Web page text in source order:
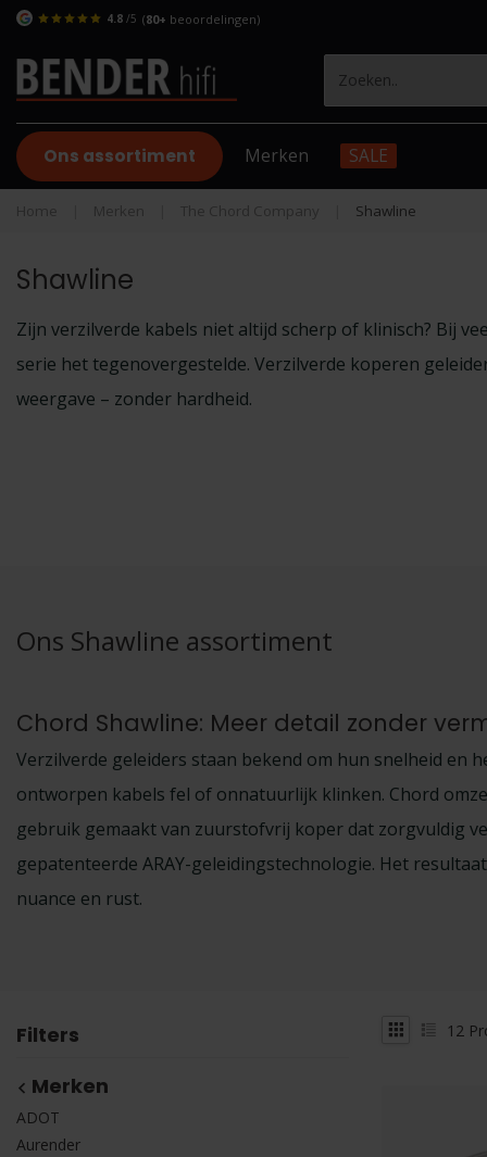
4.8 /5 (80+ beoordelingen)
Ons assortiment Merken SALE
Home Merken The Chord Company Shawline
Shawline
Zijn verzilverde kabels niet altijd scherp of klinisch? Bij
serie het tegenovergestelde. Verzilverde koperen
weergave – zonder hardheid.
Ons Shawline assortiment
Chord Shawline: Meer detail zonder
Verzilverde geleiders staan bekend om hun snelheid en
ontworpen kabels fel of onnatuurlijk klinken. Chord
gebruik gemaakt van zuurstofvrij koper dat zorgvuldig
gepatenteerde ARAY-geleidingstechnologie. Het
nuance en rust.
Filters
Merken
ADOT
Aurender
12